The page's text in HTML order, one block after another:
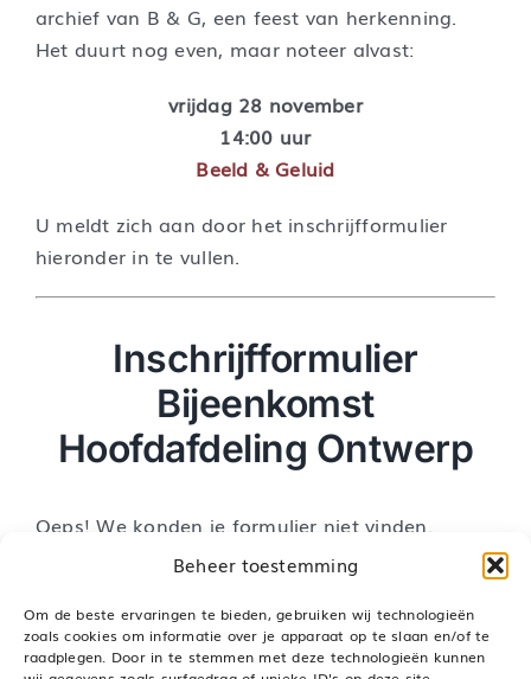
Beheer toestemming
Om de beste ervaringen te bieden, gebruiken wij technologieën
zoals cookies om informatie over je apparaat op te slaan en/of te
raadplegen. Door in te stemmen met deze technologieën kunnen
archief van B & G, een feest van herkenning.
Het duurt nog even, maar noteer alvast:
vrijdag 28 november
14:00 uur
Beeld & Geluid
U meldt zich aan door het inschrijfformulier
hieronder in te vullen.
Inschrijfformulier
Bijeenkomst
Hoofdafdeling Ontwerp
Oeps! We konden je formulier niet vinden.
Deel dit bericht, kies je platform!